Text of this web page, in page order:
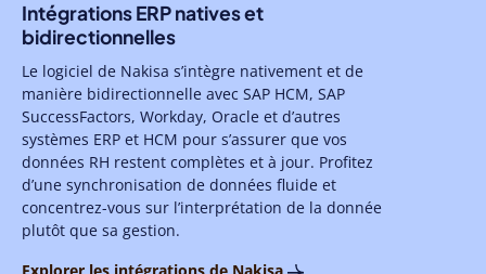
Intégrations ERP natives et
bidirectionnelles
Le logiciel de Nakisa s’intègre nativement et de
manière bidirectionnelle avec SAP HCM, SAP
SuccessFactors, Workday, Oracle et d’autres
systèmes ERP et HCM pour s’assurer que vos
données RH restent complètes et à jour. Profitez
d’une synchronisation de données fluide et
concentrez-vous sur l’interprétation de la donnée
plutôt que sa gestion.